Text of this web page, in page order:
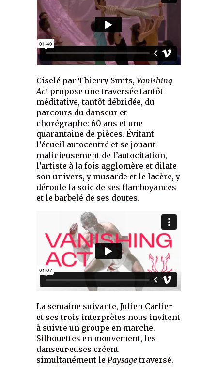
Ciselé par Thierry Smits,Vanishing
Act propose une traversée tantôt
méditative, tantôt débridée, du
parcours du danseur et
chorégraphe: 60 ans et une
quarantaine de pièces. Évitant
l’écueil autocentré et se jouant
malicieusement de l’autocitation,
l’artiste à la fois agglomère et dilate
son univers, y musarde et le lacère, y
déroule la soie de ses flamboyances
et le barbelé de ses doutes.
La semaine suivante, Julien Carlier
et ses trois interprètes nous invitent
à suivre un groupe en marche.
Silhouettes en mouvement, les
danseur·euses créent
simultanément lePaysagetraversé.